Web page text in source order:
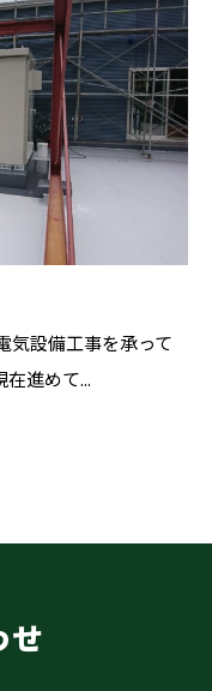
気設備工事を承って
進めて...
せ